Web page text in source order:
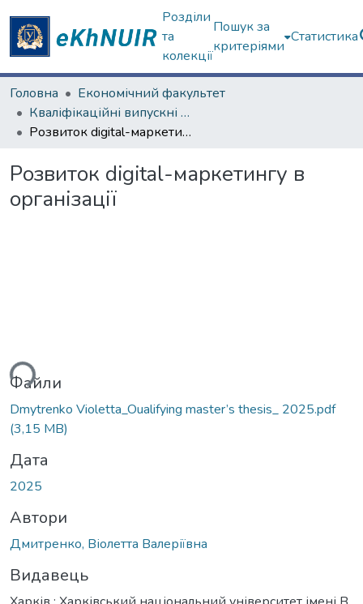
Розділи
та
колекції
Пошук за
критеріями
Статистика
Головна
Економічний факультет
Кваліфікаційні випускні роботи магістрів. Економічний факультет
Розвиток digital-маркетингу в організації
Розвиток digital-маркетингу в
організації
Файли
Dmytrenko Violetta_Oualifying master’s thesis_ 2025.pdf
(3,15 MB)
Дата
2025
Автори
Дмитренко, Віолетта Валеріївна
Видавець